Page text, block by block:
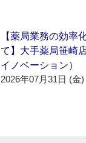
【薬局業務の効率
て】大手薬局笹崎
イノベーション）
2026年07月31日 (金)